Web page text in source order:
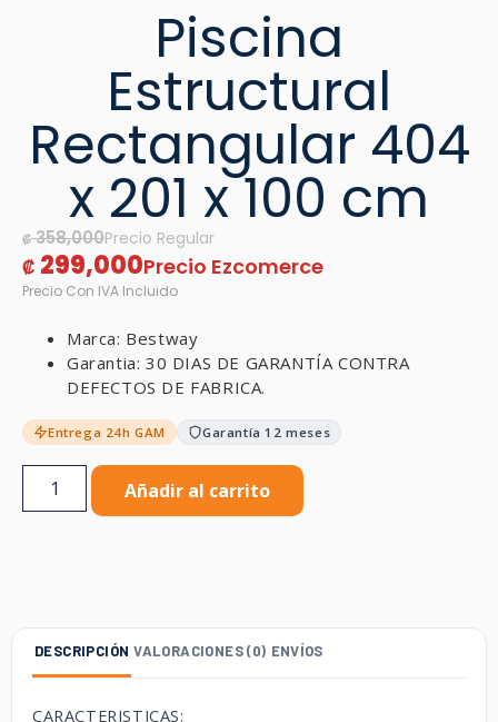
Piscina
Estructural
Rectangular 404
x 201 x 100 cm
₡358,000
₡ 299,000
Marca: Bestway
Garantia: 30 DIAS DE GARANTÍA CONTRA
DEFECTOS DE FABRICA.
Entrega 24h GAM Garantía 12 meses
Añadir al carrito
DESCRIPCIÓN VALORACIONES (0) ENVÍOS
CARACTERISTICAS: